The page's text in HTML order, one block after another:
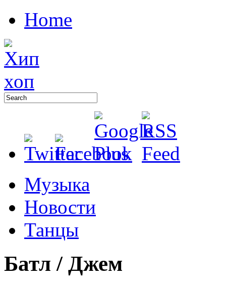
Home
Музыка
Новости
Танцы
Батл / Джем